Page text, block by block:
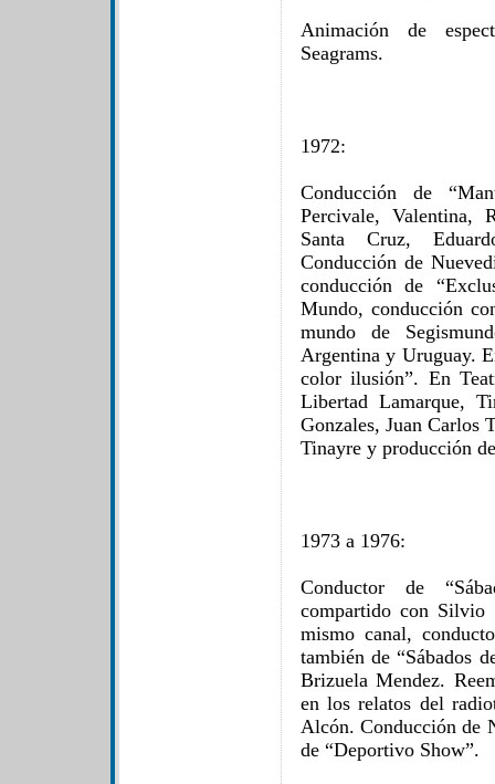
Animación de
Seagrams.
1972:
Conducción de
Percivale, Valentina,
Santa Cruz,
Conducción de
conducción de
Mundo, conducción
mundo de
Argentina y Uruguay.
color ilusión”. En
Libertad Lamarque,
Gonzales, Juan Carlos
Tinayre y producción
1973 a 1976:
Conductor de
compartido con Silvio
mismo canal,
también de “Sábados
Brizuela Mendez.
en los relatos del
Alcón. Conducción de
de “Deportivo Show”.